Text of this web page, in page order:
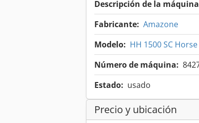
Descripción de la
Fabricante: Amazone
Modelo: HH 1500 SC
Número de máquina:
Estado: usado
Precio y ubicación